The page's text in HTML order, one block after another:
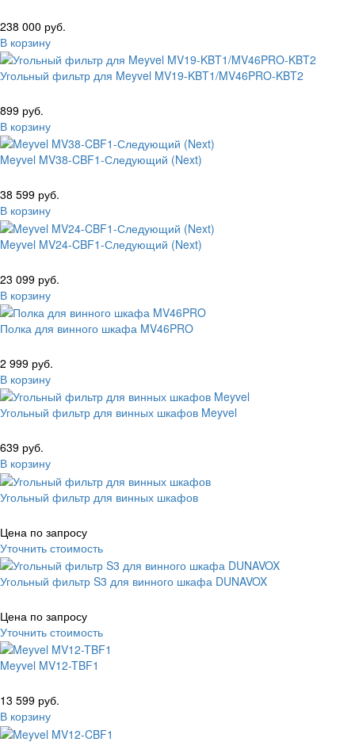
238 000 руб.
В корзину
Угольный фильтр для Meyvel MV19-KBT1/MV46PRO-KBT2
899 руб.
В корзину
Meyvel MV38-CBF1-Следующий (Next)
38 599 руб.
В корзину
Meyvel MV24-CBF1-Следующий (Next)
23 099 руб.
В корзину
Полка для винного шкафа MV46PRO
2 999 руб.
В корзину
Угольный фильтр для винных шкафов Meyvel
639 руб.
В корзину
Угольный фильтр для винных шкафов
Цена по запросу
Уточнить стоимость
Угольный фильтр S3 для винного шкафа DUNAVOX
Цена по запросу
Уточнить стоимость
Meyvel MV12-TBF1
13 599 руб.
В корзину